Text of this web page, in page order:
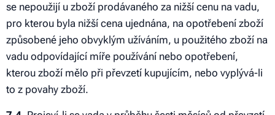
se nepoužijí u zboží prodávaného za nižší cenu na vadu,
pro kterou byla nižší cena ujednána, na opotřebení zboží
způsobené jeho obvyklým užíváním, u použitého zboží na
vadu odpovídající míře používání nebo opotřebení,
kterou zboží mělo při převzetí kupujícím, nebo vyplývá-li
to z povahy zboží.